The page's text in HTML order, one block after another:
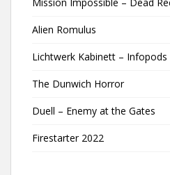
Alien Romulus
Lichtwerk Kabinett – Infopods
The Dunwich Horror
Duell – Enemy at the Gates
Firestarter 2022